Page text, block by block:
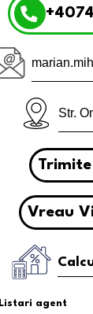
Str.
Vreau
Listari agent